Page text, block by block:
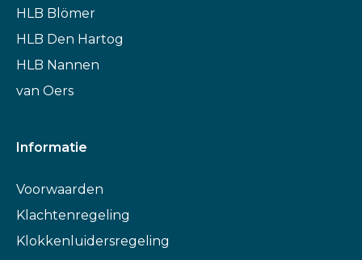
HLB Blömer
HLB Den Hartog
HLB Nannen
van Oers
Informatie
Voorwaarden
Klachtenregeling
Klokkenluidersregeling